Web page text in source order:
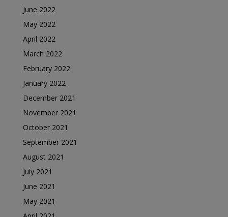
June 2022
May 2022
April 2022
March 2022
February 2022
January 2022
December 2021
November 2021
October 2021
September 2021
August 2021
July 2021
June 2021
May 2021